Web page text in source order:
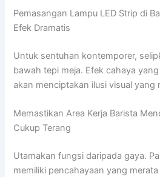
Pemasangan Lampu LED Strip di
Efek Dramatis
Untuk sentuhan kontemporer,
bawah tepi meja. Efek cahaya
akan menciptakan ilusi visual yang
Memastikan Area Kerja Barista
Cukup Terang
Utamakan fungsi daripada gaya.
memiliki pencahayaan yang